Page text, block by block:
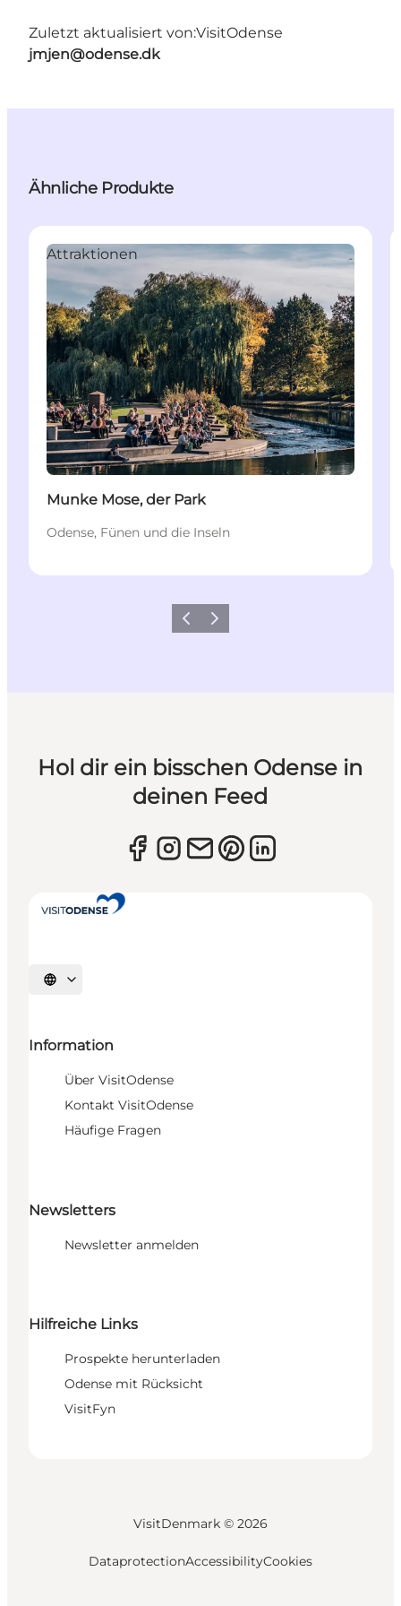
Zuletzt aktualisiert von:VisitOdense
jmjen@odense.dk
Ähnliche Produkte
Attraktionen
Munke Mose, der Park
Odense, Fünen und die Inseln
ZurückWeiter
Hol dir ein bisschen Odense in
deinen Feed
Sprache auswählen
Information
Über VisitOdense
Kontakt VisitOdense
Häufige Fragen
Newsletters
Newsletter anmelden
Hilfreiche Links
Prospekte herunterladen
Odense mit Rücksicht
VisitFyn
VisitDenmark © 2026
DataprotectionAccessibilityCookies